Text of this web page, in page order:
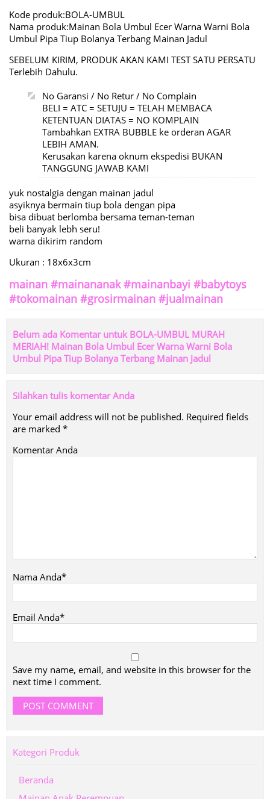
Kode produk:BOLA-UMBUL
Nama produk:Mainan Bola Umbul Ecer Warna Warni Bola
Umbul Pipa Tiup Bolanya Terbang Mainan Jadul
SEBELUM KIRIM, PRODUK AKAN KAMI TEST SATU PERSATU
Terlebih Dahulu.
No Garansi / No Retur / No Complain
BELI = ATC = SETUJU = TELAH MEMBACA
KETENTUAN DIATAS = NO KOMPLAIN
Tambahkan EXTRA BUBBLE ke orderan AGAR
LEBIH AMAN.
Kerusakan karena oknum ekspedisi BUKAN
TANGGUNG JAWAB KAMI
yuk nostalgia dengan mainan jadul
asyiknya bermain tiup bola dengan pipa
bisa dibuat berlomba bersama teman-teman
beli banyak lebh seru!
warna dikirim random
Ukuran : 18x6x3cm
mainan #mainananak #mainanbayi #babytoys
#tokomainan #grosirmainan #jualmainan
Belum ada Komentar untuk BOLA-UMBUL MURAH
MERIAH! Mainan Bola Umbul Ecer Warna Warni Bola
Umbul Pipa Tiup Bolanya Terbang Mainan Jadul
Silahkan tulis komentar Anda
Your email address will not be published. Required fields
are marked *
Komentar Anda
Nama Anda*
Email Anda*
Save my name, email, and website in this browser for the
next time I comment.
Kategori Produk
Beranda